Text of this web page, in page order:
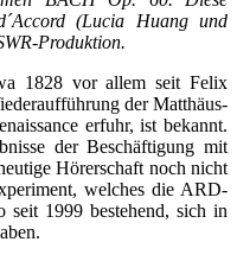
(Lucia Huang und
Produktion.
1828 vor allem seit Felix
der Matthäus-
erfuhr, ist bekannt.
der Beschäftigung mit
Hörerschaft noch nicht
welches die ARD-
seit 1999 bestehend, sich in